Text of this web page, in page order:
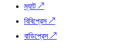
ম্যাট↗
বিবিপ্রেস↗
বাডিপ্রেস↗